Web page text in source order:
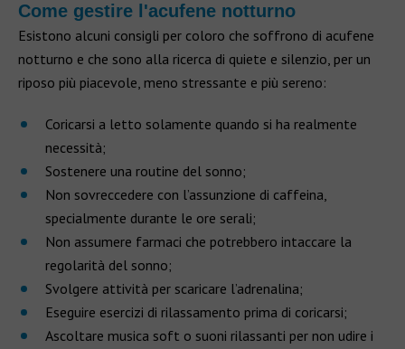
Come gestire l'acufene notturno
Esistono alcuni consigli per coloro che soffrono di acufene
notturno e che sono alla ricerca di quiete e silenzio, per un
riposo più piacevole, meno stressante e più sereno:
Coricarsi a letto solamente quando si ha realmente
necessità;
Sostenere una routine del sonno;
Non sovreccedere con l’assunzione di caffeina,
specialmente durante le ore serali;
Non assumere farmaci che potrebbero intaccare la
regolarità del sonno;
Svolgere attività per scaricare l’adrenalina;
Eseguire esercizi di rilassamento prima di coricarsi;
Ascoltare musica soft o suoni rilassanti per non udire i